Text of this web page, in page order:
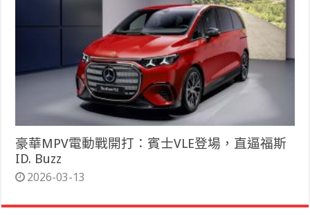
豪華MPV電動戰開打：賓士VLE登場，直逼福斯
ID. Buzz
2026-03-13